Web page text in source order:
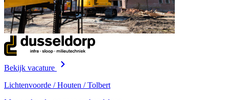
Bekijk vacature
Lichtenvoorde / Houten / Tolbert